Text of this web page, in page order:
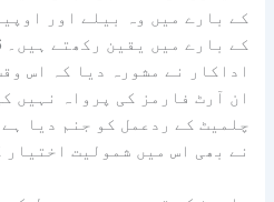
کے بارے میں وہ بیلے اور
اداکار نے مشورہ دیا کہ اس
ان آرٹ فارمز کی پرواہ نہیں
چلمیٹ کے ردعمل کو جنم دیا
نے بھی اس میں شمولیت اختیار